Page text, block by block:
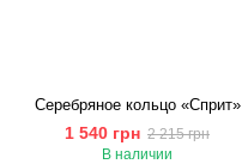
Серебряное кольцо «Сприт»
1 540 грн 2 215 грн
В наличии